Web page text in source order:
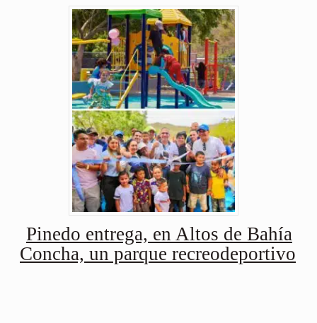
Pinedo entrega, en Altos de Bahía
Concha, un parque recreodeportivo